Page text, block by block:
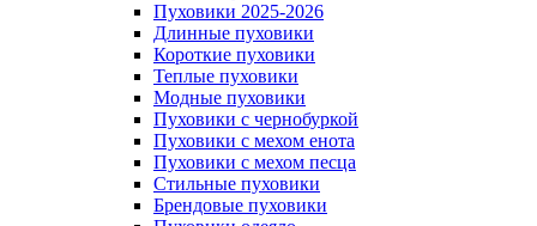
Пуховики 2025-2026
Длинные пуховики
Короткие пуховики
Теплые пуховики
Модные пуховики
Пуховики с чернобуркой
Пуховики с мехом енота
Пуховики с мехом песца
Стильные пуховики
Брендовые пуховики